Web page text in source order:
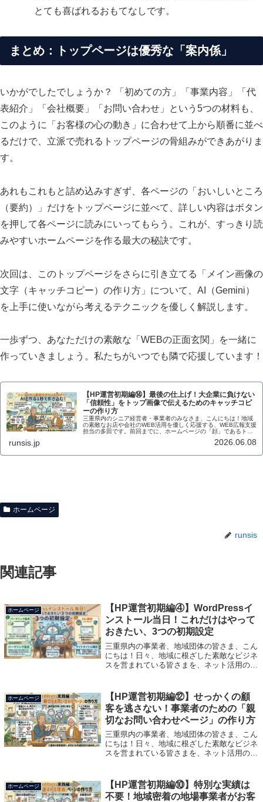
とても喜ばれるおもてなしです。
まとめ：トップページは優秀な「案内係」
いかがでしたでしょうか？ 「初めての方」「事業内容」「代
表紹介」「会社概要」「お問い合わせ」という5つの材料も、
このように「お客様の心の動き」に合わせて上から順番に並べ
るだけで、立派で売れるトップページの骨組みができあがりま
す。
あれもこれもと詰め込みすぎず、各ページの「おいしいところ
（要約）」だけをトップページに並べて、詳しい内容はボタン
を押して各ページに読みにいってもらう。これが、すっきり読
みやすいホームページを作る最大の秘訣です。
次回は、このトップページをさらに引き立てる「メイン画像の
文字（キャッチコピー）の作り方」について、AI（Gemini）
を上手に使いながら考えるテクニックを優しく解説します。
一歩ずつ、あなただけの素敵な「WEBの正面玄関」を一緒に
作っていきましょう。私たちがいつでも隣で応援しています！
【HP運営初期編⑭】最後の仕上げ！大企業に負けない
「信頼性」をトップ画像で伝えるためのキャッチコピ
ーの作り方
三重県内のシニア経営者・事業者のみなさま、こんにちは！地域
の素敵なお店や会社のWEB活用を優しく応援する、WEB広報支援
担当の多田です。前回までに、ホームページの「顔」であるトッ
runsis.jp 2026.06.08
ホームページ
runsis
関連記事
ホームページ
【HP運営初期編④】WordPressイ
ンストール当日！これだけはやって
おきたい、3つの初期設定
三重県内の事業者、地域団体の皆さま、こん
にちは！日々、地域に根ざした素敵なビジネ
スを営まれている皆さまを、ネット活用の力
トールする前に準備しておくべき「...
ホームページ
【HP運営初期編⑫】せっかくの顧
客を逃さない！事業者のための「親
切なお問い合わせページ」の作り方
三重県内の事業者、地域団体の皆さま、こん
にちは！日々、地域に根ざした素敵なビジネ
スを営まれている皆さまを、ネット活用の力
証明する、最後の太鼓判としての「会社概
要...
ホームページ
【HP運営初期編⑩】特別な実績は
不要！地域密着の地場事業者がお客